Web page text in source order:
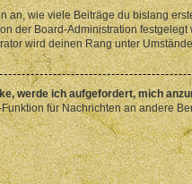
an, wie viele Beiträge du bislang
der Board-Administration
wird deinen Rang unter
werde ich aufgefordert, mich
für Nachrichten an andere